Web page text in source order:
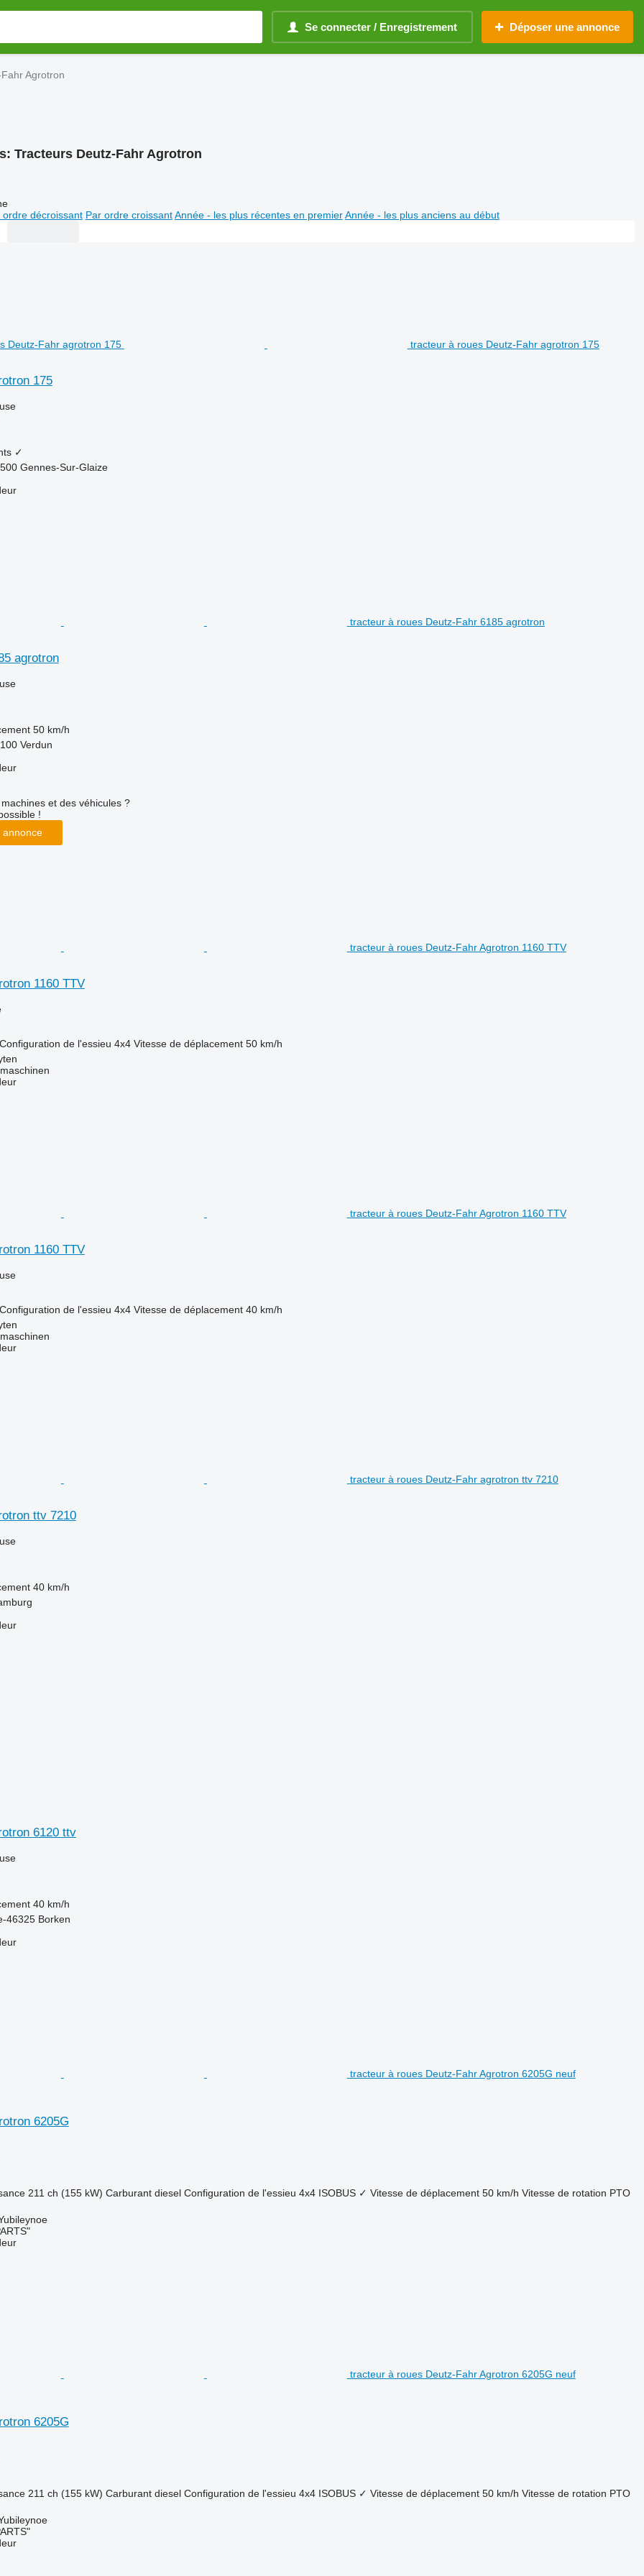
Se connecter / Enregistrement Déposer une annonce
Agrotron
Tracteurs Deutz-Fahr Agrotron
ordre décroissant Par ordre croissant Année - les plus récentes en premier Année - les plus anciens au début
tracteur à roues Deutz-Fahr agrotron 175
175
✓
Gennes-Sur-Glaize
tracteur à roues Deutz-Fahr 6185 agrotron
agrotron
50 km/h
Verdun
et des véhicules ?
!
annonce
tracteur à roues Deutz-Fahr Agrotron 1160 TTV
1160 TTV
Configuration de l'essieu 4x4 Vitesse de déplacement 50 km/h
tracteur à roues Deutz-Fahr Agrotron 1160 TTV
1160 TTV
Configuration de l'essieu 4x4 Vitesse de déplacement 40 km/h
tracteur à roues Deutz-Fahr agrotron ttv 7210
ttv 7210
40 km/h
6120 ttv
40 km/h
46325 Borken
tracteur à roues Deutz-Fahr Agrotron 6205G neuf
6205G
211 ch (155 kW) Carburant diesel Configuration de l'essieu 4x4 ISOBUS ✓ Vitesse de déplacement 50 km/h Vitesse de rotation PTO
tracteur à roues Deutz-Fahr Agrotron 6205G neuf
6205G
211 ch (155 kW) Carburant diesel Configuration de l'essieu 4x4 ISOBUS ✓ Vitesse de déplacement 50 km/h Vitesse de rotation PTO